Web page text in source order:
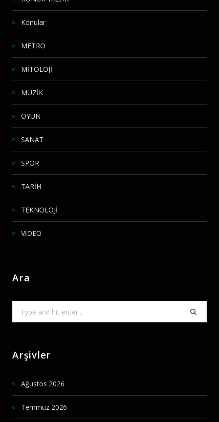
Konular
METRO
MİTOLOJİ
MÜZİK
OYUN
SANAT
SPOR
TARİH
TEKNOLOJİ
VİDEO
Ara
Arşivler
Ağustos 2026
Temmuz 2026